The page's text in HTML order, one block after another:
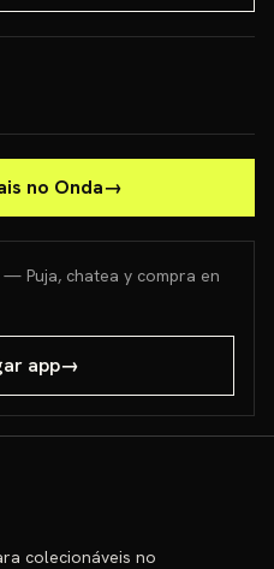
no Onda→
— Puja, chatea y compra en
app→
colecionáveis no